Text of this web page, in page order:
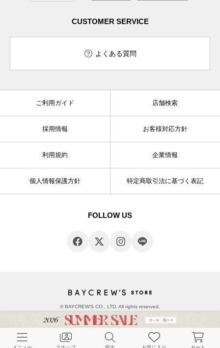
CUSTOMER SERVICE
よくある質問
ご利用ガイド 店舗検索
採用情報 お客様対応方針
利用規約 企業情報
個人情報保護方針 特定商取引法に基づく表記
FOLLOW US
© BAYCREW’S CO., LTD. All rights reserved.